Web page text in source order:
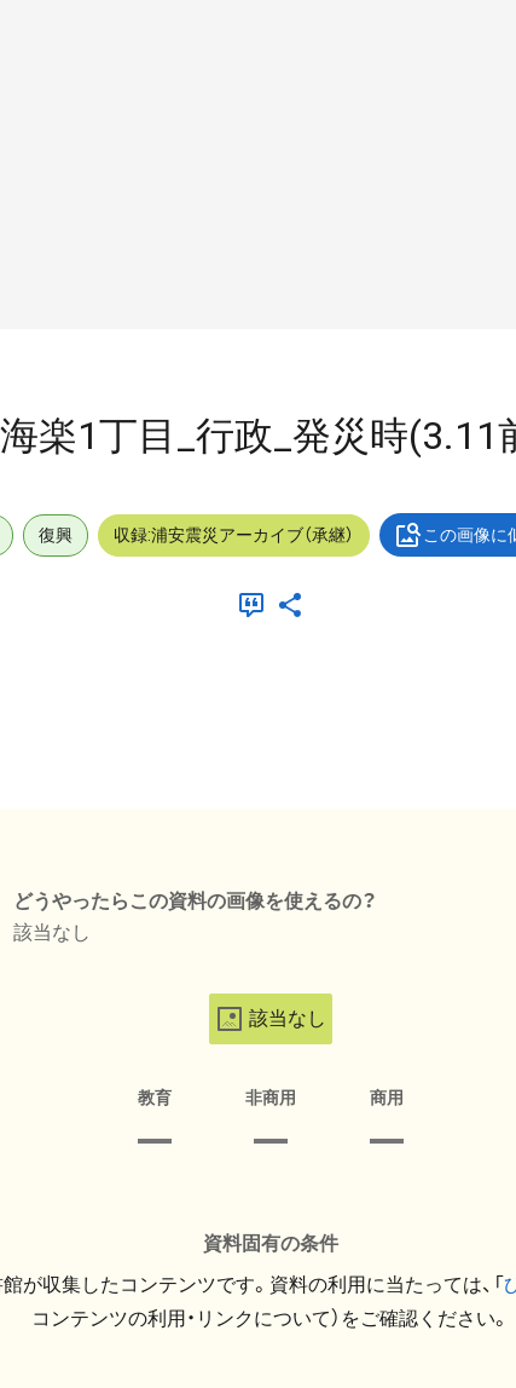
楽1丁目_行政_発災時(3.11
復興 収録:浦安震災アーカイブ（承継） この画像に
どうやったらこの資料の画像を使えるの？
該当なし
該当なし
教育 非商用 商用
資料固有の条件
が収集したコンテンツです。資料の利用に当たっては、「
コンテンツの利用・リンクについて）をご確認ください。